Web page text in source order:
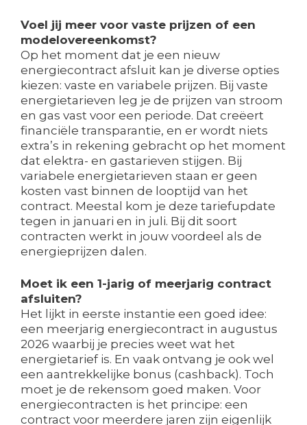
Voel jij meer voor vaste prijzen of een
modelovereenkomst?
Op het moment dat je een nieuw
energiecontract afsluit kan je diverse opties
kiezen: vaste en variabele prijzen. Bij vaste
energietarieven leg je de prijzen van stroom
en gas vast voor een periode. Dat creëert
financiële transparantie, en er wordt niets
extra’s in rekening gebracht op het moment
dat elektra- en gastarieven stijgen. Bij
variabele energietarieven staan er geen
kosten vast binnen de looptijd van het
contract. Meestal kom je deze tariefupdate
tegen in januari en in juli. Bij dit soort
contracten werkt in jouw voordeel als de
energieprijzen dalen.
Moet ik een 1-jarig of meerjarig contract
afsluiten?
Het lijkt in eerste instantie een goed idee:
een meerjarig energiecontract in augustus
2026 waarbij je precies weet wat het
energietarief is. En vaak ontvang je ook wel
een aantrekkelijke bonus (cashback). Toch
moet je de rekensom goed maken. Voor
energiecontracten is het principe: een
contract voor meerdere jaren zijn eigenlijk